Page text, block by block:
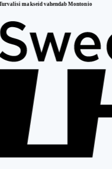
makseid vahendab Montonio